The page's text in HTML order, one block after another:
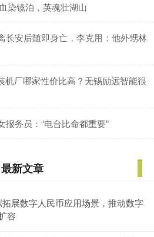
染镜泊，英魂壮湖山
长安后随即身亡，李克用：他外甥林
机厂哪家性价比高？无锡励远智能很
务员：“电台比命都重要”
最新文章
展数字人民币应用场景，推动数字
容